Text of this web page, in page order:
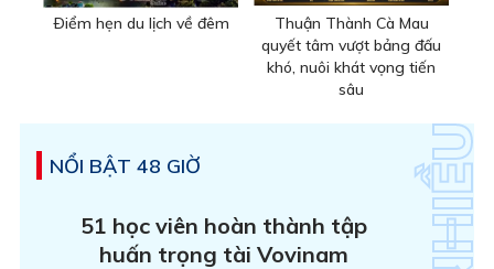
Ðiểm hẹn du lịch về đêm
Thuận Thành Cà Mau
quyết tâm vượt bảng đấu
khó, nuôi khát vọng tiến
sâu
NỔI BẬT 48 GIỜ
51 học viên hoàn thành tập
huấn trọng tài Vovinam